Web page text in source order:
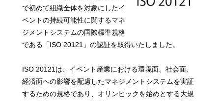
で初めて組織全体を対象にしたイ
ベントの持続可能性に関するマネ
ジメントシステムの国際標準規格
である「ISO 20121」の認証を取得いたしました。
ISO 20121は、イベント産業における環境面、社会面、
経済面への影響を配慮したマネジメントシステムを実証
するための規格であり、オリンピックを始めとする大規